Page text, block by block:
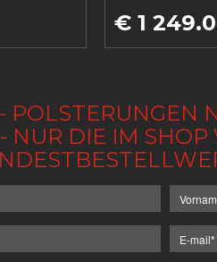
€ 1
POLSTERUNGEN
NUR DIE IM